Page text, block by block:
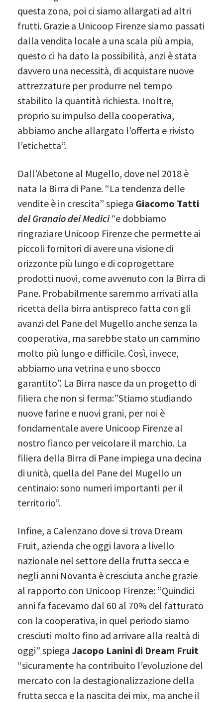
questa zona, poi ci siamo allargati ad altri
frutti. Grazie a Unicoop Firenze siamo passati
dalla vendita locale a una scala più ampia,
questo ci ha dato la possibilità, anzi è stata
davvero una necessità, di acquistare nuove
attrezzature per produrre nel tempo
stabilito la quantità richiesta. Inoltre,
proprio su impulso della cooperativa,
abbiamo anche allargato l’offerta e rivisto
l’etichetta”.
Dall’Abetone al Mugello, dove nel 2018 è
nata la Birra di Pane. “La tendenza delle
vendite è in crescita” spiega Giacomo Tatti
del Granaio dei Medici“e dobbiamo
ringraziare Unicoop Firenze che permette ai
piccoli fornitori di avere una visione di
orizzonte più lungo e di coprogettare
prodotti nuovi, come avvenuto con la Birra di
Pane. Probabilmente saremmo arrivati alla
ricetta della birra antispreco fatta con gli
avanzi del Pane del Mugello anche senza la
cooperativa, ma sarebbe stato un cammino
molto più lungo e difficile. Così, invece,
abbiamo una vetrina e uno sbocco
garantito”. La Birra nasce da un progetto di
filiera che non si ferma:”Stiamo studiando
nuove farine e nuovi grani, per noi è
fondamentale avere Unicoop Firenze al
nostro fianco per veicolare il marchio. La
filiera della Birra di Pane impiega una decina
di unità, quella del Pane del Mugello un
centinaio: sono numeri importanti per il
territorio”.
Infine, a Calenzano dove si trova Dream
Fruit, azienda che oggi lavora a livello
nazionale nel settore della frutta secca e
negli anni Novanta è cresciuta anche grazie
al rapporto con Unicoop Firenze: “Quindici
anni fa facevamo dal 60 al 70% del fatturato
con la cooperativa, in quel periodo siamo
cresciuti molto fino ad arrivare alla realtà di
oggi” spiega Jacopo Lanini di Dream Fruit
“sicuramente ha contribuito l’evoluzione del
mercato con la destagionalizzazione della
frutta secca e la nascita dei mix, ma anche il